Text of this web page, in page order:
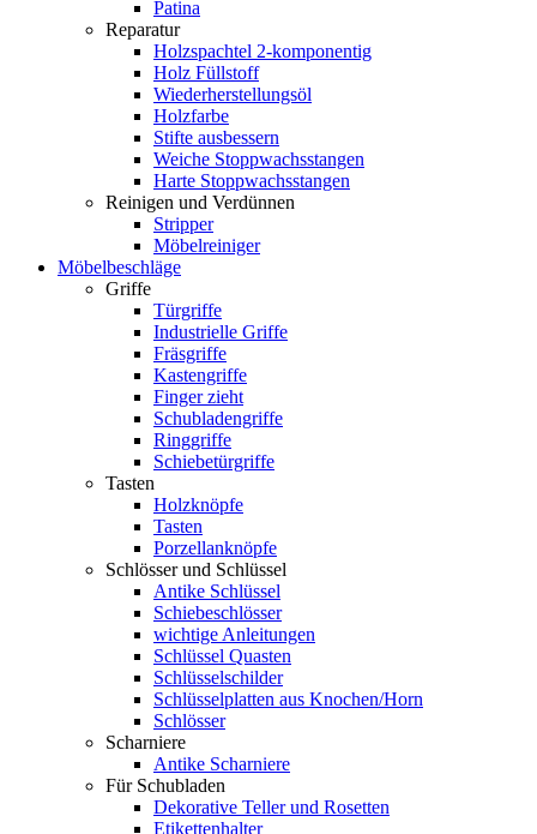
Patina
Reparatur
Holzspachtel 2-komponentig
Holz Füllstoff
Wiederherstellungsöl
Holzfarbe
Stifte ausbessern
Weiche Stoppwachsstangen
Harte Stoppwachsstangen
Reinigen und Verdünnen
Stripper
Möbelreiniger
Möbelbeschläge
Griffe
Türgriffe
Industrielle Griffe
Fräsgriffe
Kastengriffe
Finger zieht
Schubladengriffe
Ringgriffe
Schiebetürgriffe
Tasten
Holzknöpfe
Tasten
Porzellanknöpfe
Schlösser und Schlüssel
Antike Schlüssel
Schiebeschlösser
wichtige Anleitungen
Schlüssel Quasten
Schlüsselschilder
Schlüsselplatten aus Knochen/Horn
Schlösser
Scharniere
Antike Scharniere
Für Schubladen
Dekorative Teller und Rosetten
Etikettenhalter